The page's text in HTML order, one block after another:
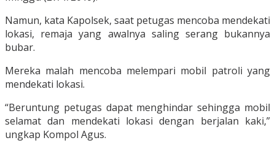
Namun, kata Kapolsek, saat petugas mencoba mendekati
lokasi, remaja yang awalnya saling serang bukannya
bubar.
Mereka malah mencoba melempari mobil patroli yang
mendekati lokasi.
“Beruntung petugas dapat menghindar sehingga mobil
selamat dan mendekati lokasi dengan berjalan kaki,”
ungkap Kompol Agus.